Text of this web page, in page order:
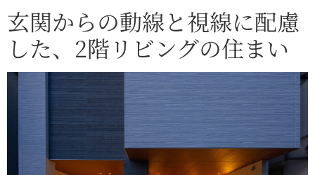
玄関からの動線と視線に配慮
した、2階リビングの住まい